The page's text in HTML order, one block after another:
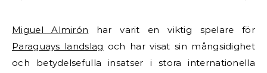
Miguel Almirón har varit en viktig spelare för
Paraguays landslag och har visat sin mångsidighet
och betydelsefulla insatser i stora internationella